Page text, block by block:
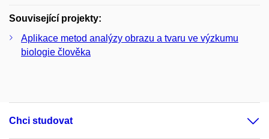
Související projekty:
Aplikace metod analýzy obrazu a tvaru ve výzkumu
biologie člověka
Chci studovat